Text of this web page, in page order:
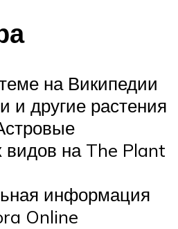
на Википедии
и другие растения
видов на The Plant
информация
Online